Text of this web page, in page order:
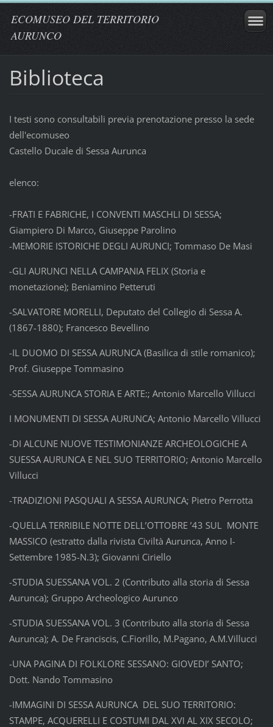
ECOMUSEO DEL TERRITORIO
AURUNCO
Biblioteca
I testi sono consultabili previa prenotazione presso la sede
dell'ecomuseo
Castello Ducale di Sessa Aurunca
elenco:
-FRATI E FABRICHE, I CONVENTI MASCHLI DI SESSA;
Giampiero Di Marco, Giuseppe Parolino
-MEMORIE ISTORICHE DEGLI AURUNCI; Tommaso De Masi
-GLI AURUNCI NELLA CAMPANIA FELIX (Storia e
monetazione); Beniamino Petteruti
-SALVATORE MORELLI, Deputato del Collegio di Sessa A.
(1867-1880); Francesco Bevellino
-IL DUOMO DI SESSA AURUNCA (Basilica di stile romanico);
Prof. Giuseppe Tommasino
-SESSA AURUNCA STORIA E ARTE:; Antonio Marcello Villucci
I MONUMENTI DI SESSA AURUNCA; Antonio Marcello Villucci
-DI ALCUNE NUOVE TESTIMONIANZE ARCHEOLOGICHE A
SUESSA AURUNCA E NEL SUO TERRITORIO; Antonio Marcello
Villucci
-TRADIZIONI PASQUALI A SESSA AURUNCA; Pietro Perrotta
-QUELLA TERRIBILE NOTTE DELL’OTTOBRE ’43 SUL MONTE
MASSICO (estratto dalla rivista Civiltà Aurunca, Anno I-
Settembre 1985-N.3); Giovanni Ciriello
-STUDIA SUESSANA VOL. 2 (Contributo alla storia di Sessa
Aurunca); Gruppo Archeologico Aurunco
-STUDIA SUESSANA VOL. 3 (Contributo alla storia di Sessa
Aurunca); A. De Franciscis, C.Fiorillo, M.Pagano, A.M.Villucci
-UNA PAGINA DI FOLKLORE SESSANO: GIOVEDI’ SANTO;
Dott. Nando Tommasino
-IMMAGINI DI SESSA AURUNCA DEL SUO TERRITORIO:
STAMPE, ACQUERELLI E COSTUMI DAL XVI AL XIX SECOLO;